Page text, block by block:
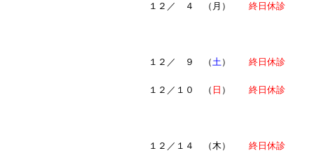
１２／ ４ （月） 終日休診
１２／ ９ （土） 終日休診
１２／１０ （ 日 ） 終日休診
１２／１４ （木） 終日休診